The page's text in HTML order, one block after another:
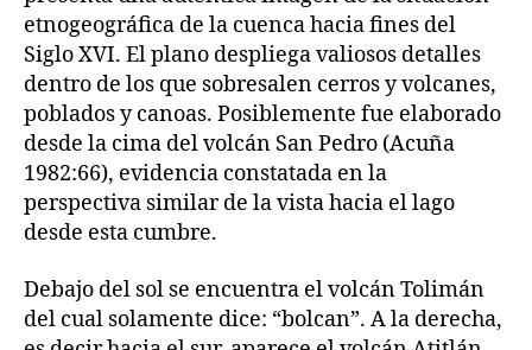
etnogeográfica de la cuenca hacia fines del
Siglo XVI. El plano despliega valiosos detalles
dentro de los que sobresalen cerros y volcanes,
poblados y canoas. Posiblemente fue elaborado
desde la cima del volcán San Pedro (Acuña
1982:66), evidencia constatada en la
perspectiva similar de la vista hacia el lago
desde esta cumbre.
Debajo del sol se encuentra el volcán Tolimán
del cual solamente dice: “bolcan”. A la derecha,